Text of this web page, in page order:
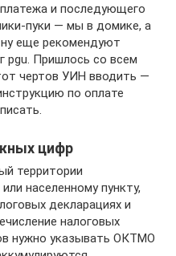
и последующего
пуки — мы в домике, а
еще рекомендуют
pgu. Пришлось со всем
чертов УИН вводить —
по оплате
цифр
территории
населенному пункту,
декларациях и
налоговых
нужно указывать ОКТМО